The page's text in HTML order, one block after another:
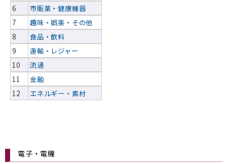
6
市販薬・健康機器
7
趣味・娯楽・その他
8
食品・飲料
9
運輸・レジャー
10
流通
11
金融
12
エネルギー・素材
電子・電機